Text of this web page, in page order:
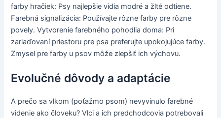
farby hračiek: Psy najlepšie vidia modré a žlté odtiene.
Farebná signalizácia: Používajte rôzne farby pre rôzne
povely. Vytvorenie farebného pohodlia doma: Pri
zariaďovaní priestoru pre psa preferujte upokojujúce farby.
Zmysel pre farby u psov môže zlepšiť ich výchovu.
Evolučné dôvody a adaptácie
A prečo sa vlkom (poťažmo psom) nevyvinulo farebné
videnie ako človeku? Vlci a ich predchodcovia potrebovali